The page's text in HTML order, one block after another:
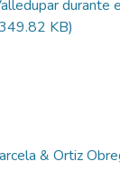
durante
KB)
& Ortiz